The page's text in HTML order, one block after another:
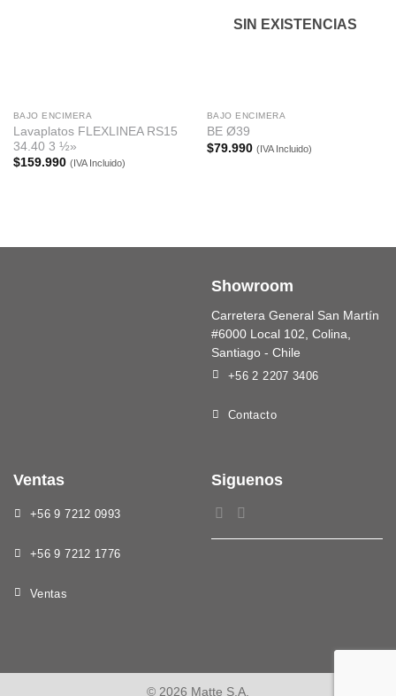
BAJO ENCIMERA
Lavaplatos FLEXLINEA RS15
34.40 3 ½»
$159.990 (IVA Incluido)
SIN EXISTENCIAS
BAJO ENCIMERA
BE Ø39
$79.990 (IVA Incluido)
Showroom
Carretera General San Martín
#6000 Local 102, Colina,
Santiago - Chile
+56 2 2207 3406
Contacto
Ventas
+56 9 7212 0993
+56 9 7212 1776
Ventas
Siguenos
© 2026 Matte S.A.